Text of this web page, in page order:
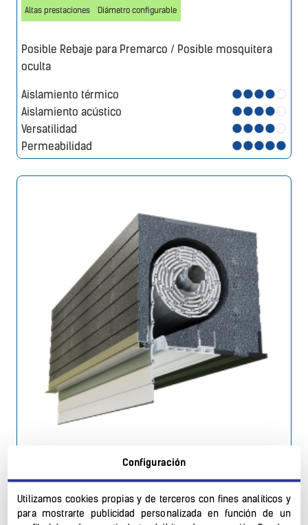
Altas prestaciones Diámetro configurable
Posible Rebaje para Premarco / Posible mosquitera
oculta
Aislamiento térmico
Aislamiento acústico
Versatilidad
Permeabilidad
Apto para Disposición D Altas prestaciones
Configuración
Utilizamos cookies propias y de terceros con fines analíticos y
para mostrarte publicidad personalizada en función de un